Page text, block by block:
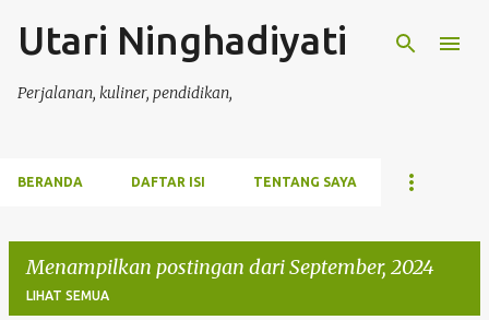
Langsung ke konten utama
Utari Ninghadiyati
Perjalanan, kuliner, pendidikan,
BERANDA DAFTAR ISI TENTANG SAYA
Menampilkan postingan dari September, 2024
LIHAT SEMUA